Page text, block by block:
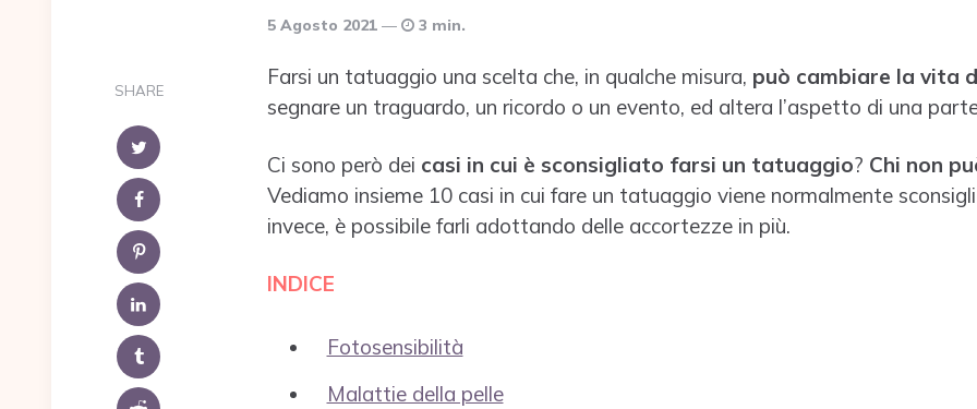
5 Agosto 2021 3 min.
SHARE
Farsi un tatuaggio una scelta che, in qualche misura, può cambiare la vita
segnare un traguardo, un ricordo o un evento, ed altera l’aspetto di una
Ci sono però dei casi in cui è sconsigliato farsi un tatuaggio? Chi non
Vediamo insieme 10 casi in cui fare un tatuaggio viene normalmente
invece, è possibile farli adottando delle accortezze in più.
INDICE
Fotosensibilità
Malattie della pelle